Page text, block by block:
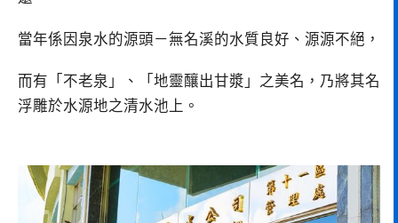
當年係因泉水的源頭－無名溪的水質良好、源源不絕，
而有「不老泉」、「地靈釀出甘漿」之美名，乃將其名
浮雕於水源地之清水池上。